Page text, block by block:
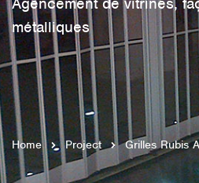
métalliques
Home Project Grilles Rubis